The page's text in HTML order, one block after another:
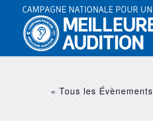
« Tous les Évènements